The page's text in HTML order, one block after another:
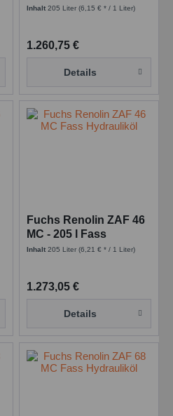
Inhalt205 Liter(6,15 € * / 1 Liter)
1.260,75 €
Details
Fuchs Renolin ZAF 46
MC - 205 l Fass
Inhalt205 Liter(6,21 € * / 1 Liter)
1.273,05 €
Details